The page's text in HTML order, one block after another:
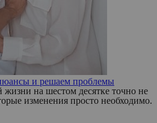
и решаем проблемы
на шестом десятке точно не
изменения просто необходимо.